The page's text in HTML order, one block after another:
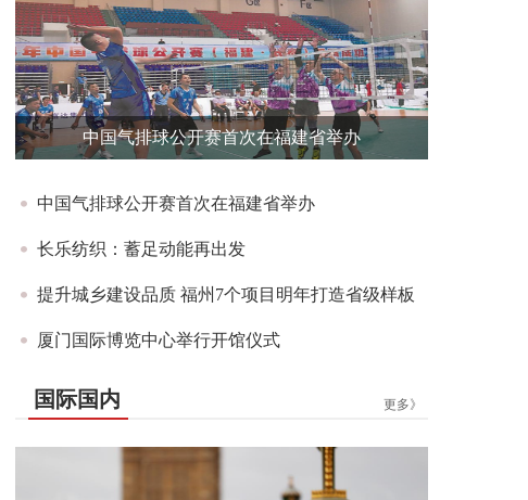
中国气排球公开赛首次在福建省举办
中国气排球公开赛首次在福建省举办
长乐纺织：蓄足动能再出发
提升城乡建设品质 福州7个项目明年打造省级样板
厦门国际博览中心举行开馆仪式
更多》
国际国内